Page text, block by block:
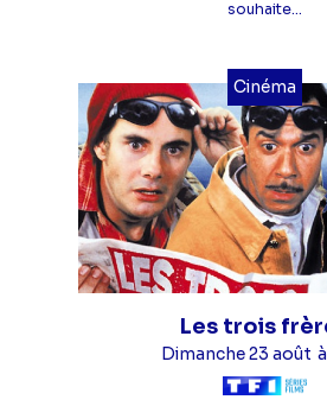
souhaite...
Cinéma
Les trois
Dimanche 23 août